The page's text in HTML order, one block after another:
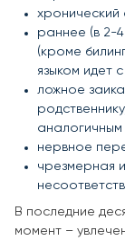
хронический
раннее (в 2-
(кроме
языком идет
ложное
нервное
чрезмерная
В последние
момент –